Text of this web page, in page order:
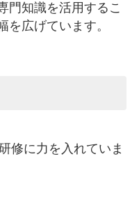
門知識を活用するこ
を広げています。
修に力を入れていま